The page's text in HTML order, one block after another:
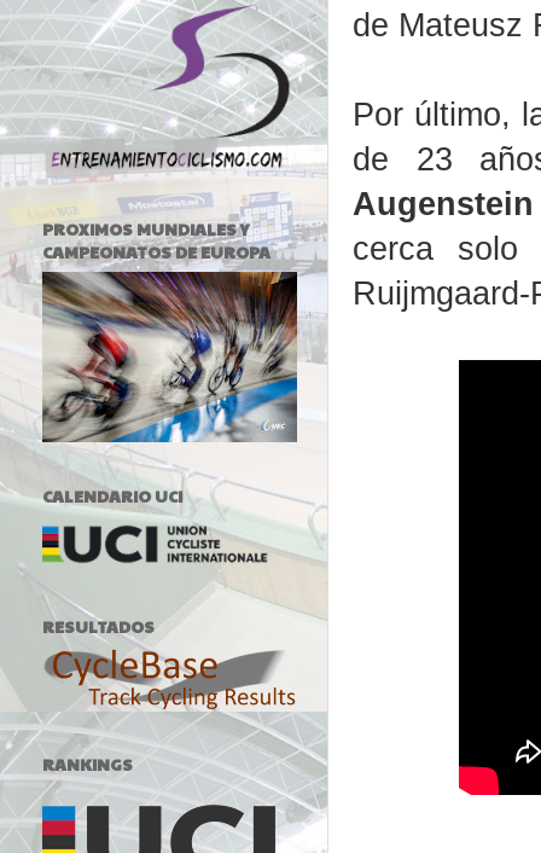
de Mateusz
Por último,
de 23
cerca solo
PROXIMOS MUNDIALES Y
CAMPEONATOS DE EUROPA
CALENDARIO UCI
RESULTADOS
RANKINGS